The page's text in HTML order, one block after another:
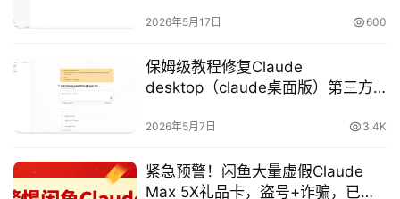
2026年5月17日 600
保姆级教程修复Claude
desktop（claude桌面版）第三方
题，另附Claude desktop（claude
“Bypass permissions”疯狗模式教
程
2026年5月7日 3.4K
紧急预警！闲鱼大量虚假Claude
Max 5X礼品卡，盗号+诈骗，已有